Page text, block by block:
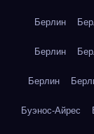
Берлин
Берлин
Берлин
Буэнос-Айрес